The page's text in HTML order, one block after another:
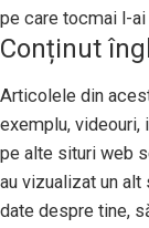
pe care tocmai l-
Conținut
Articolele din
exemplu, videouri,
pe alte situri web
au vizualizat un
date despre tine,